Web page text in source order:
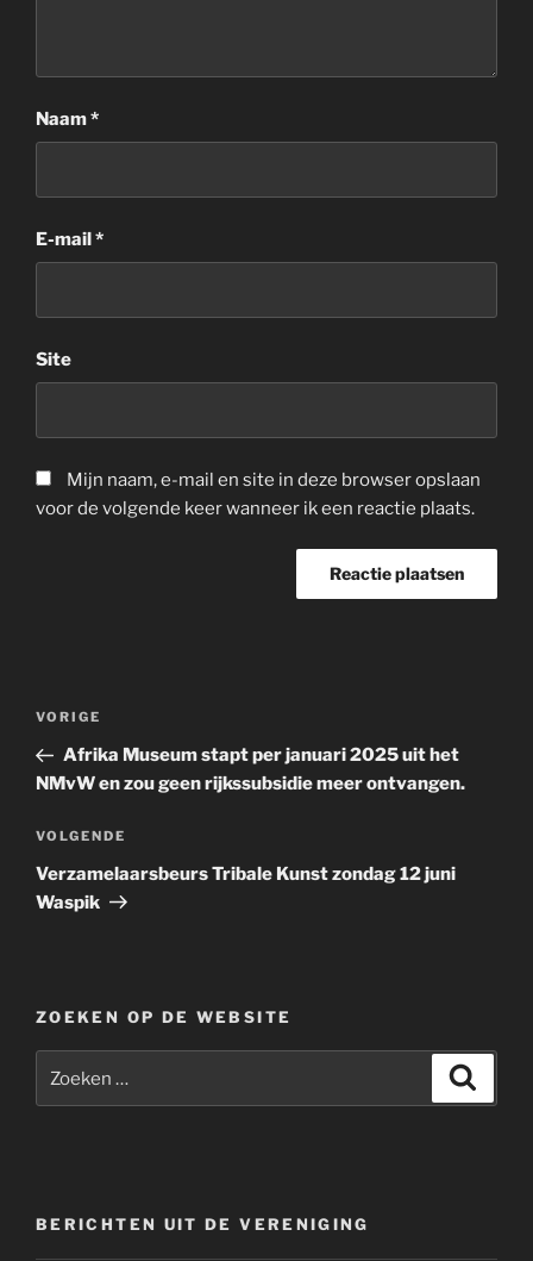
Naam*
E-mail*
Site
Mijn naam, e-mail en site in deze browser opslaan
voor de volgende keer wanneer ik een reactie plaats.
Berichtnavigatie
Vorig
bericht
VORIGE
Afrika Museum stapt per januari 2025 uit het
NMvW en zou geen rijkssubsidie meer ontvangen.
Volgend
bericht
VOLGENDE
Verzamelaarsbeurs Tribale Kunst zondag 12 juni
Waspik
ZOEKEN OP DE WEBSITE
naar:
BERICHTEN UIT DE VERENIGING